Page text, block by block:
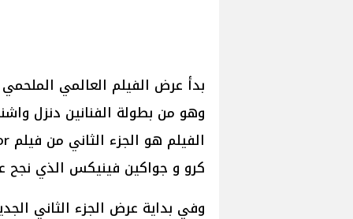
وهو من بطولة الفنانين دنزل
كرو و جواكين فينيكس الذي نجح